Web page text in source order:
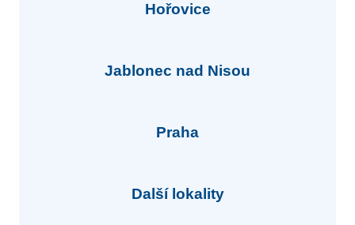
Hořovice
Jablonec nad Nisou
Praha
Další lokality